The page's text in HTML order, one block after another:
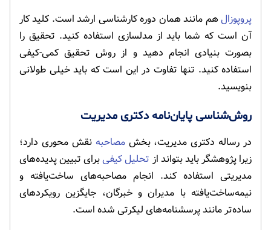
پروپوزال هم مانند همان دوره کارشناسی ارشد است. کلید کار
آن است که شما باید از مدلسازی استفاده کنید. تحقیق را
بصورت بنیادی انجام دهید و از روش تحقیق کمی-کیفی
استفاده کنید. تنها تفاوت در این است که باید خیلی طولانی
بنویسید.
روش‌شناسی پایان‌نامه دکتری مدیریت
در رساله دکتری مدیریت، بخشمصاحبه نقش محوری دارد؛
زیرا پژوهشگر باید بتواند از تحلیل کیفیبرای تبیین پدیده‌های
مدیریتی استفاده کند. انجام مصاحبه‌های ساخت‌یافته و
نیمه‌ساخت‌یافته با مدیران و خبرگان، جایگزین رویکردهای
ساده‌تر مانند پرسشنامه‌های لیکرتی شده است.